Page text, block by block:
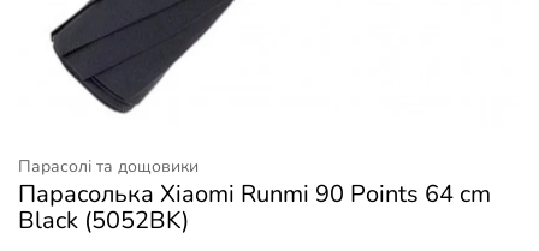
Парасолі та дощовики
Парасолька Xiaomi Runmi 90 Points 64 cm
Black (5052BK)